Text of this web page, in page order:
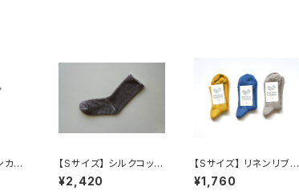
カシ
【Sサイズ】 シルクコット
ンホームソックス / NIS
HIGUCHI KUTSUSHI
¥2,420
【Sサイズ】 リネンリブソ
ックス / NISHIGUCHI
KUTSUSHITA
¥1,760